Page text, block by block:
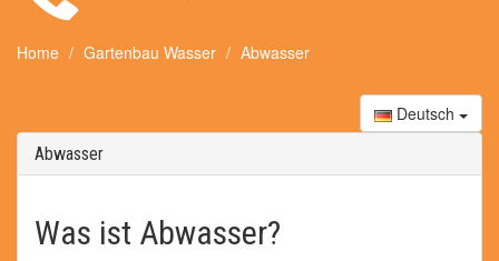
Home Gartenbau Wasser Abwasser
Deutsch
Abwasser
Was ist Abwasser?